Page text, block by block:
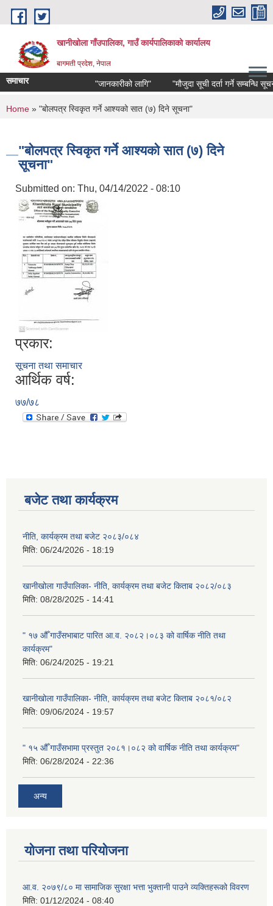
Skip to main content
खानीखोला गाँउपालिका, गाउँ कार्यपालिकाको कार्यालय
बागमती प्रदेश, नेपाल
समाचार "जानकारीको लागि" "मौजुदा सूची दर्ता गर्ने सम्बन्धि सूचना"
You are here
Home » "बोलपत्र स्विकृत गर्ने आश्यको सात (७) दिने सूचना"
"बोलपत्र स्विकृत गर्ने आश्यको सात (७) दिने
सूचना"
Submitted on: Thu, 04/14/2022 - 08:10
प्रकार:
सूचना तथा समाचार
आर्थिक वर्ष:
७७/७८
बजेट तथा कार्यक्रम
नीति, कार्यक्रम तथा बजेट २०८३/०८४
मिति: 06/24/2026 - 18:19
खानीखोला गाउँपालिका- नीति, कार्यक्रम तथा बजेट किताब २०८२/०८३
मिति: 08/28/2025 - 14:41
" १७ औँ गाउँसभाबाट पारित आ.व. २०८२।०८३ को वार्षिक नीति तथा
कार्यक्रम"
मिति: 06/24/2025 - 19:21
खानीखोला गाउँपालिका- नीति, कार्यक्रम तथा बजेट किताब २०८१/०८२
मिति: 09/06/2024 - 19:57
" १५ औँ गाउँसभामा प्रस्तुत २०८१।०८२ को वार्षिक नीति तथा कार्यक्रम"
मिति: 06/28/2024 - 22:36
अन्य
योजना तथा परियोजना
आ.व. २०७९/८० मा सामाजिक सुरक्षा भत्ता भुक्तानी पाउने व्यक्तिहरूको विवरण
मिति: 01/12/2024 - 08:40